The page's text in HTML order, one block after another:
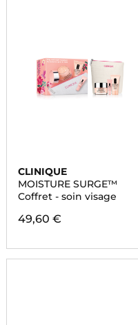
CLINIQUE
MOISTURE SURGE™
Coffret - soin visage
49,60 €